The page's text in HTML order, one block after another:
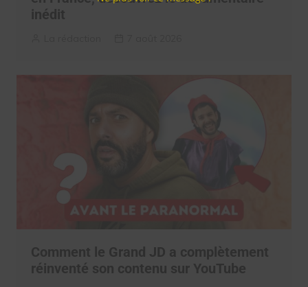
inédit
Comment le Grand JD a complètement
réinventé son contenu sur YouTube